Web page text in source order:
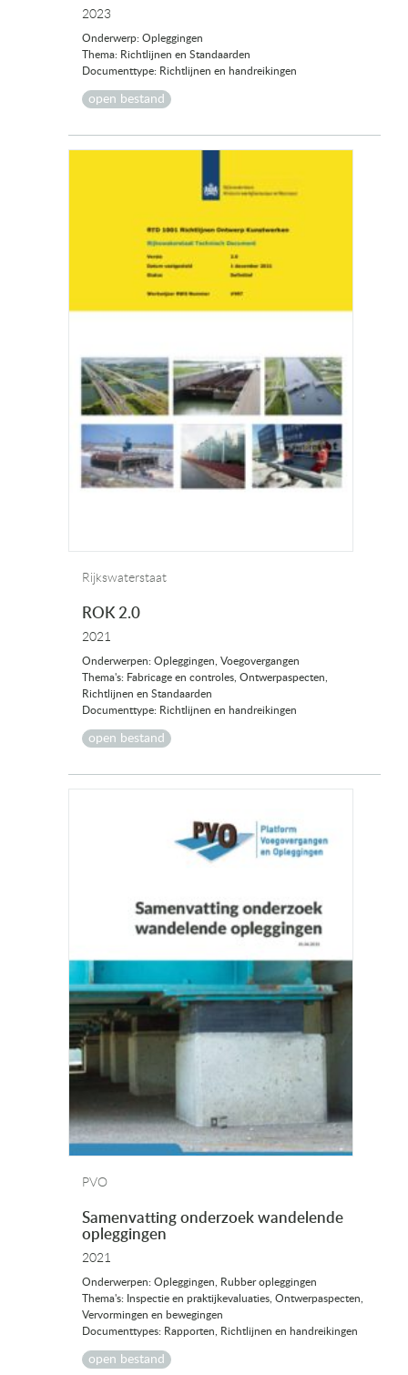
2023
Onderwerp: Opleggingen
Thema: Richtlijnen en Standaarden
Documenttype: Richtlijnen en handreikingen
open bestand
Rijkswaterstaat
ROK 2.0
2021
Onderwerpen: Opleggingen, Voegovergangen
Thema's: Fabricage en controles, Ontwerpaspecten,
Richtlijnen en Standaarden
Documenttype: Richtlijnen en handreikingen
open bestand
PVO
Samenvatting onderzoek wandelende
opleggingen
2021
Onderwerpen: Opleggingen, Rubber opleggingen
Thema's: Inspectie en praktijkevaluaties, Ontwerpaspecten,
Vervormingen en bewegingen
Documenttypes: Rapporten, Richtlijnen en handreikingen
open bestand